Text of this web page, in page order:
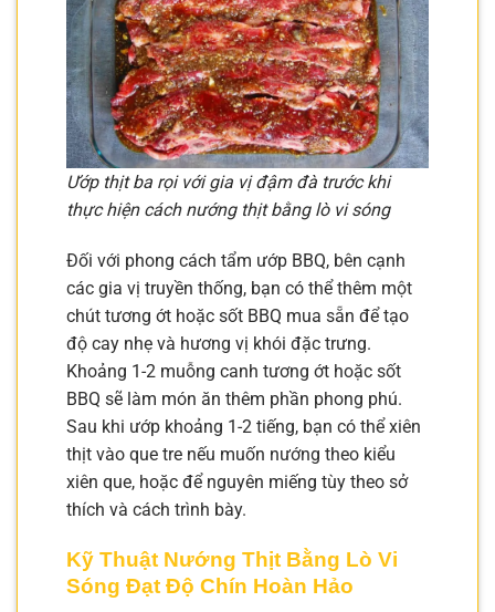
Ướp thịt ba rọi với gia vị đậm đà trước khi
thực hiện cách nướng thịt bằng lò vi sóng
Đối với phong cách tẩm ướp BBQ, bên cạnh
các gia vị truyền thống, bạn có thể thêm một
chút tương ớt hoặc sốt BBQ mua sẵn để tạo
độ cay nhẹ và hương vị khói đặc trưng.
Khoảng 1-2 muỗng canh tương ớt hoặc sốt
BBQ sẽ làm món ăn thêm phần phong phú.
Sau khi ướp khoảng 1-2 tiếng, bạn có thể xiên
thịt vào que tre nếu muốn nướng theo kiểu
xiên que, hoặc để nguyên miếng tùy theo sở
thích và cách trình bày.
Kỹ Thuật Nướng Thịt Bằng Lò Vi
Sóng Đạt Độ Chín Hoàn Hảo